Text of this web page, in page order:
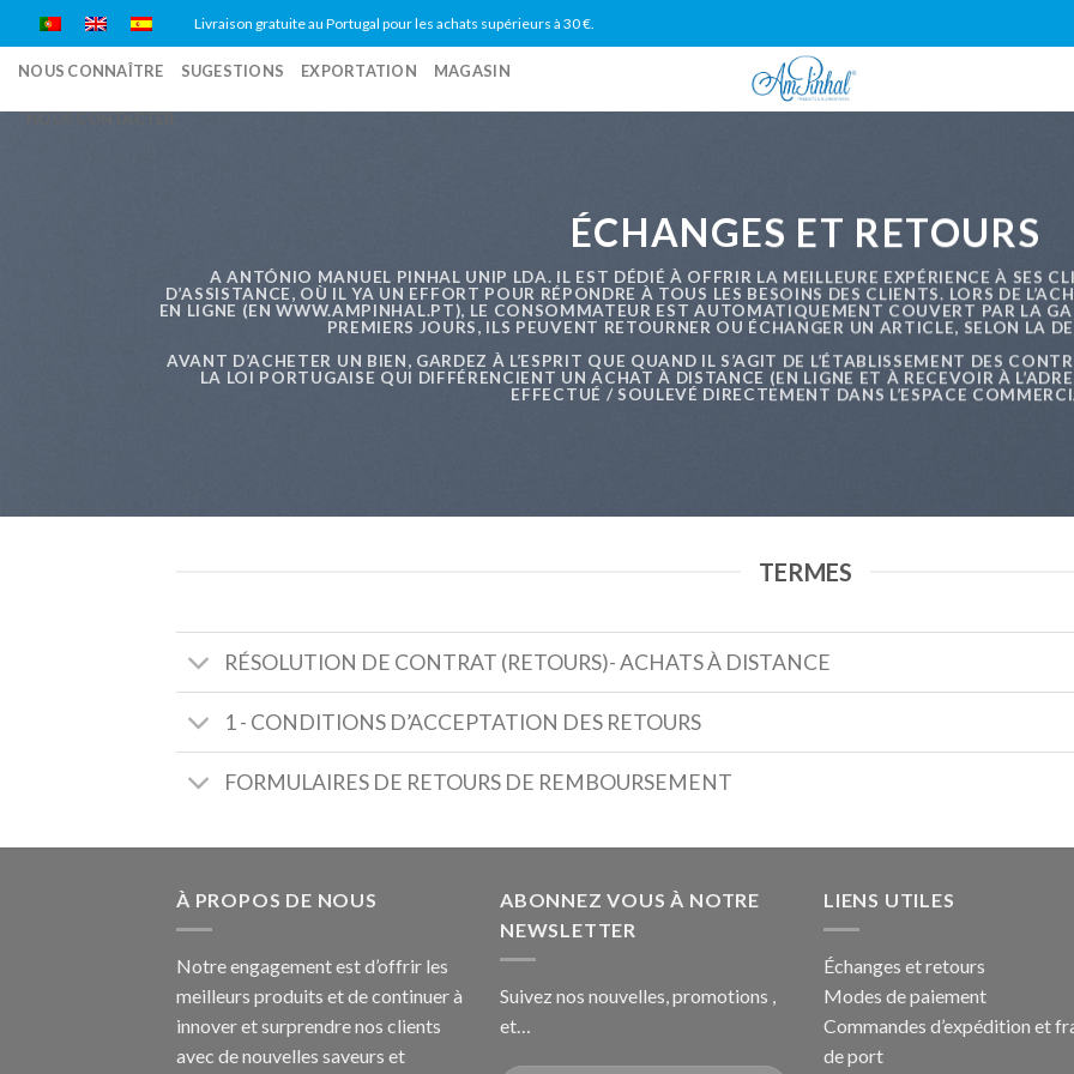
to
content
Livraison gratuite au Portugal pour les achats supérieurs à 30 €.
NOUS CONNAÎTRE SUGESTIONS EXPORTATION MAGASIN
ÉCHANGES ET RETOURS
A ANTÓNIO MANUEL PINHAL UNIP LDA. IL EST DÉDIÉ À OFFRIR LA MEILLEURE EXPÉRIENCE À SES
D’ASSISTANCE, OÙ IL YA UN EFFORT POUR RÉPONDRE À TOUS LES BESOINS DES CLIENTS. LORS DE
EN LIGNE (EN WWW.AMPINHAL.PT), LE CONSOMMATEUR EST AUTOMATIQUEMENT COUVERT PAR LA
PREMIERS JOURS, ILS PEUVENT RETOURNER OU ÉCHANGER UN ARTICLE, SELON LA
AVANT D’ACHETER UN BIEN, GARDEZ À L’ESPRIT QUE QUAND IL S’AGIT DE L’ÉTABLISSEMENT DES
LA LOI PORTUGAISE QUI DIFFÉRENCIENT UN ACHAT À DISTANCE (EN LIGNE ET À RECEVOIR À
EFFECTUÉ / SOULEVÉ DIRECTEMENT DANS L’ESPACE
TERMES
RÉSOLUTION DE CONTRAT (RETOURS)- ACHATS À DISTANCE
1 - CONDITIONS D’ACCEPTATION DES RETOURS
FORMULAIRES DE RETOURS DE REMBOURSEMENT
À PROPOS DE NOUS
Notre engagement est d’offrir les
meilleurs produits et de continuer à
innover et surprendre nos clients
avec de nouvelles saveurs et
ABONNEZ VOUS À NOTRE
NEWSLETTER
Suivez nos nouvelles, promotions ,
et…
LIENS UTILES
Échanges et retours
Modes de paiement
Commandes d’expédition et
de port